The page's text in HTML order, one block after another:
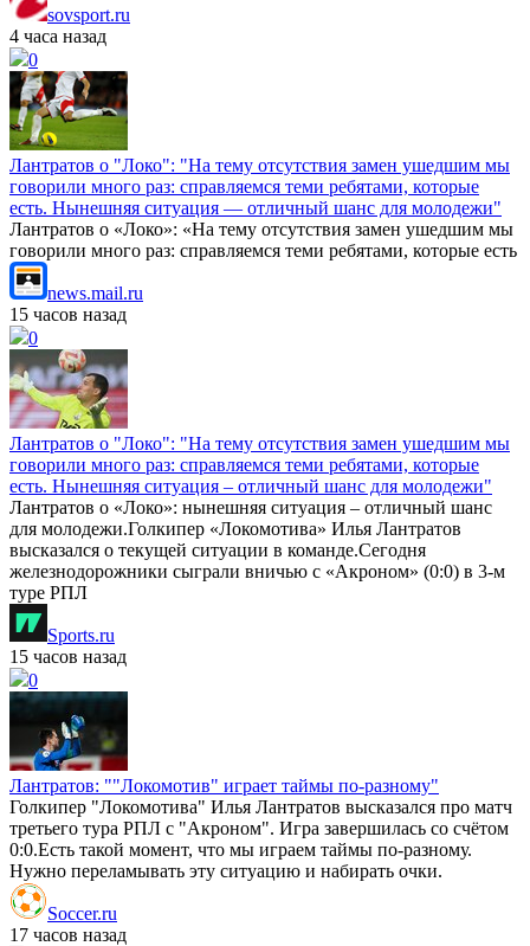
sovsport.ru
4 часа назад
0
Лантратов о "Локо": "На тему отсутствия замен ушедшим мы
говорили много раз: справляемся теми ребятами, которые
есть. Нынешняя ситуация — отличный шанс для молодежи"
Лантратов о «Локо»: «На тему отсутствия замен ушедшим мы
говорили много раз: справляемся теми ребятами, которые есть
news.mail.ru
15 часов назад
0
Лантратов о "Локо": "На тему отсутствия замен ушедшим мы
говорили много раз: справляемся теми ребятами, которые
есть. Нынешняя ситуация – отличный шанс для молодежи"
Лантратов о «Локо»: нынешняя ситуация – отличный шанс
для молодежи.Голкипер «Локомотива» Илья Лантратов
высказался о текущей ситуации в команде.Сегодня
железнодорожники сыграли вничью с «Акроном» (0:0) в 3-м
туре РПЛ
Sports.ru
15 часов назад
0
Лантратов: ""Локомотив" играет таймы по-разному"
Голкипер "Локомотива" Илья Лантратов высказался про матч
третьего тура РПЛ с "Акроном". Игра завершилась со счётом
0:0.Есть такой момент, что мы играем таймы по-разному.
Нужно переламывать эту ситуацию и набирать очки.
Soccer.ru
17 часов назад